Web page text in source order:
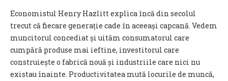
Economistul Henry Hazlitt explica încă din secolul
trecut că fiecare generație cade în aceeași capcană. Vedem
muncitorul concediat și uităm consumatorul care
cumpără produse mai ieftine, investitorul care
construiește o fabrică nouă și industriile care nici nu
existau înainte. Productivitatea mută locurile de muncă,